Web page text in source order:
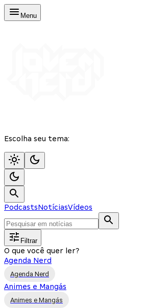
Menu
Escolha seu tema:
PodcastsNotíciasVídeos
Filtrar
O que você quer ler?
Agenda Nerd
Agenda Nerd
Animes e Mangás
Animes e Mangás